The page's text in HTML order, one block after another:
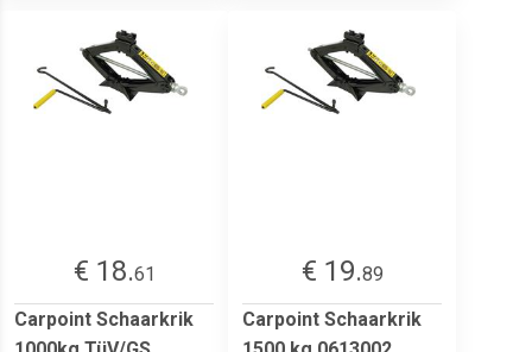
€ 18.61
Carpoint Schaarkrik
€ 19.89
Carpoint Schaarkrik